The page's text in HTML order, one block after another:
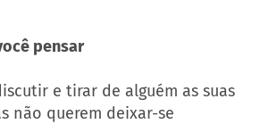
pensar
e tirar de alguém as suas
não querem deixar-se